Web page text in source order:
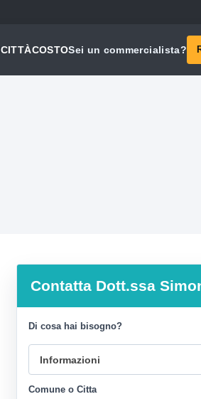
CITTÀCOSTOSei un commercialista?
Contatta Dott.ssa
Di cosa hai bisogno?
Comune o Citta